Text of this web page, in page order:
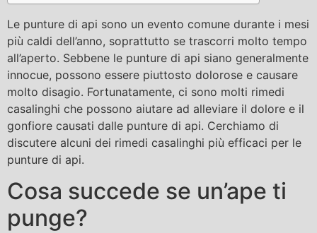
Le punture di api sono un evento comune durante i mesi
più caldi dell’anno, soprattutto se trascorri molto tempo
all’aperto. Sebbene le punture di api siano generalmente
innocue, possono essere piuttosto dolorose e causare
molto disagio. Fortunatamente, ci sono molti rimedi
casalinghi che possono aiutare ad alleviare il dolore e il
gonfiore causati dalle punture di api. Cerchiamo di
discutere alcuni dei rimedi casalinghi più efficaci per le
punture di api.
Cosa succede se un’ape ti
punge?